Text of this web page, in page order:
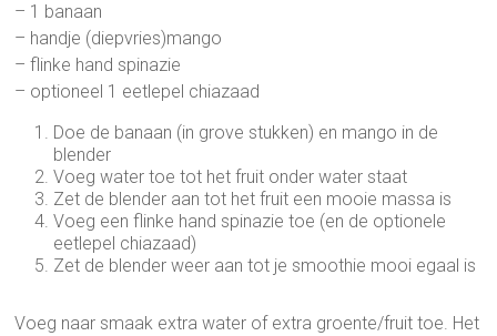
– 1 banaan
– handje (diepvries)mango
– flinke hand spinazie
– optioneel 1 eetlepel chiazaad
Doe de banaan (in grove stukken) en mango in de
blender
Voeg water toe tot het fruit onder water staat
Zet de blender aan tot het fruit een mooie massa is
Voeg een flinke hand spinazie toe (en de optionele
eetlepel chiazaad)
Zet de blender weer aan tot je smoothie mooi egaal is
Voeg naar smaak extra water of extra groente/fruit toe. Het